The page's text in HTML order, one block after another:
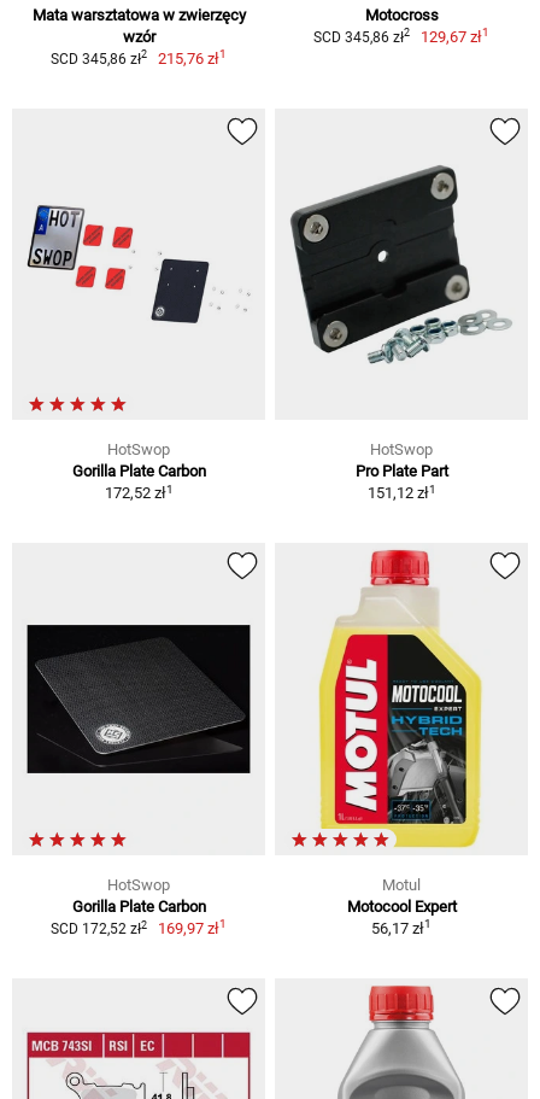
Mata warsztatowa w zwierzęcy
wzór
SCD 345,86 zł2 215,76 zł1
Motocross
SCD 345,86 zł2 129,67 zł1
HotSwop
Gorilla Plate Carbon
172,52 zł1
HotSwop
Pro Plate Part
151,12 zł1
HotSwop
Gorilla Plate Carbon
SCD 172,52 zł2 169,97 zł1
Motul
Motocool Expert
56,17 zł1